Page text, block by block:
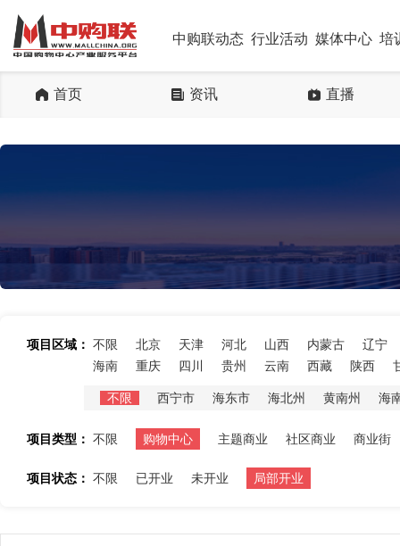
中购联动态 行业活动 媒体中心 培
首页 资讯 直播
项目区域： 不限 北京 天津 河北 山西 内蒙古
辽宁
海南
重庆 四川 贵州 云南 西藏 陕西
不限 西宁市 海东市 海北州 黄南州 海
项目类型： 不限 购物中心 主题商业 社区商业 商业街
项目状态： 不限 已开业 未开业 局部开业